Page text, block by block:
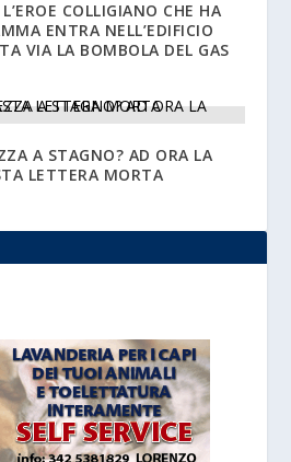
COLLIGIANO CHE HA
ENTRA NELL’EDIFICIO
VIA LA BOMBOLA DEL GAS
A STAGNO? AD ORA LA
LETTERA MORTA